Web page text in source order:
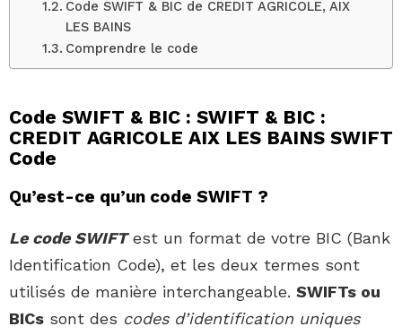
Code SWIFT & BIC de CREDIT AGRICOLE, AIX
LES BAINS
Comprendre le code
Code SWIFT & BIC : SWIFT & BIC :
CREDIT AGRICOLE AIX LES BAINS SWIFT
Code
Qu’est-ce qu’un code SWIFT ?
Le code SWIFTest un format de votre BIC (Bank
Identification Code), et les deux termes sont
utilisés de manière interchangeable. SWIFTs ou
BICs sont des codes d’identification uniques